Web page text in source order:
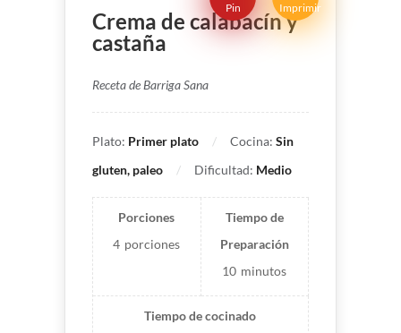
Pin Imprimir
Crema de calabacín y
castaña
Receta de Barriga Sana
Plato: Primer plato Cocina: Sin
gluten, paleo
Dificultad: Medio
Porciones
4 porciones
Tiempo de
Preparación
10 minutos
Tiempo de cocinado